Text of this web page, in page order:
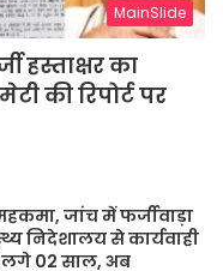
MainSlide
हस्ताक्षर का
की रिपोर्ट पर
जांच में फर्जीवाड़ा
निदेशालय से कार्यवाही
लगे 02 साल, अब